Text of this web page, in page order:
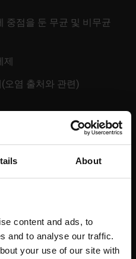
About
content and ads, to
and to analyse our traffic.
your use of our site with
중점을 둔 무균 및 비무균
제
오염 출처와 관련)